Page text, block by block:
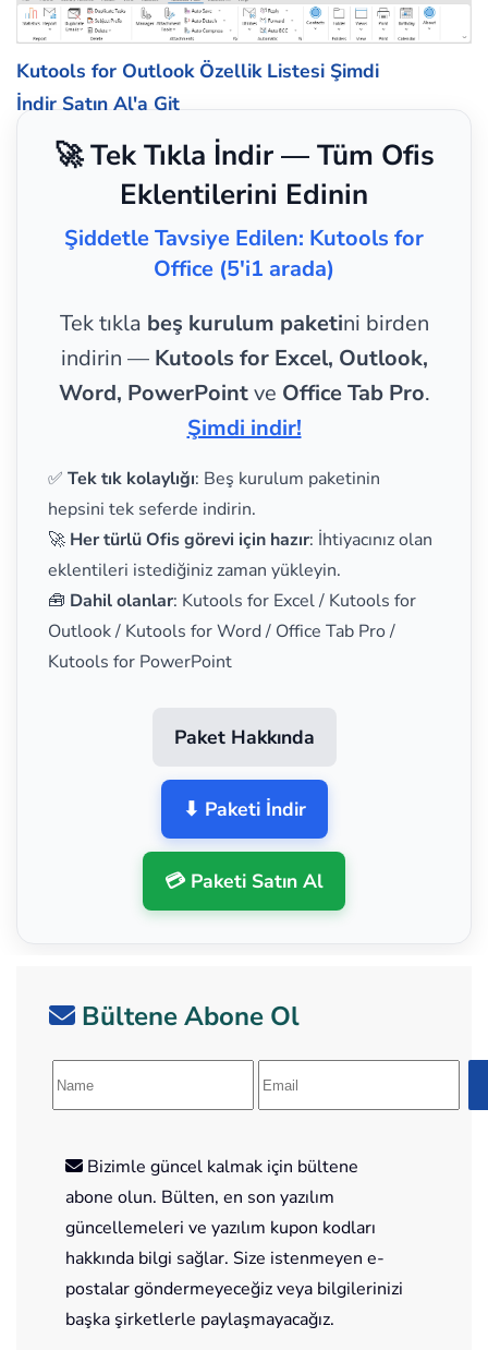
Kutools for Outlook Özellik Listesi Şimdi
İndir Satın Al'a Git
🚀 Tek Tıkla İndir — Tüm Ofis
Eklentilerini Edinin
Şiddetle Tavsiye Edilen: Kutools for
Office (5'i1 arada)
Tek tıkla beş kurulum paketini birden
indirin — Kutools for Excel, Outlook,
Word, PowerPointve Office Tab Pro.
Şimdi indir!
✅ Tek tık kolaylığı: Beş kurulum paketinin
hepsini tek seferde indirin.
🚀 Her türlü Ofis görevi için hazır: İhtiyacınız olan
eklentileri istediğiniz zaman yükleyin.
🧰 Dahil olanlar: Kutools for Excel / Kutools for
Outlook / Kutools for Word / Office Tab Pro /
Kutools for PowerPoint
Paket Hakkında
⬇ Paketi İndir
💳 Paketi Satın Al
Bültene Abone Ol
Bizimle güncel kalmak için bültene
abone olun. Bülten, en son yazılım
güncellemeleri ve yazılım kupon kodları
hakkında bilgi sağlar. Size istenmeyen e-
postalar göndermeyeceğiz veya bilgilerinizi
başka şirketlerle paylaşmayacağız.